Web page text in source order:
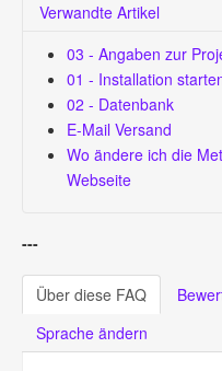
Verwandte Artikel
03 - Angaben zur
01 - Installation
02 - Datenbank
E-Mail Versand
Wo ändere ich die
Webseite
---
Über diese FAQ
Sprache ändern